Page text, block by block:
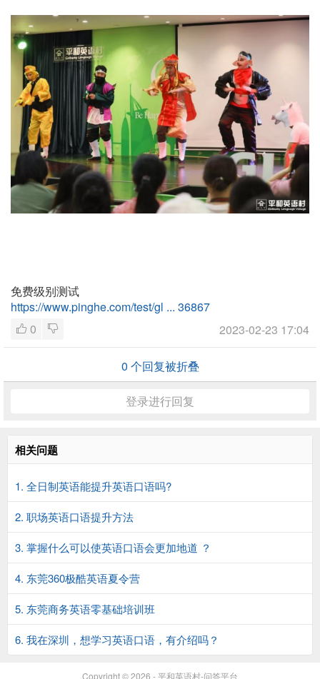
免费级别测试
https://www.pinghe.com/test/gl ... 36867
0
2023-02-23 17:04
0 个回复被折叠
登录进行回复
相关问题
1. 全日制英语能提升英语口语吗?
2. 职场英语口语提升方法
3. 掌握什么可以使英语口语会更加地道 ？
4. 东莞360极酷英语夏令营
5. 东莞商务英语零基础培训班
6. 我在深圳，想学习英语口语，有介绍吗？
Copyright © 2026 - 平和英语村-问答平台